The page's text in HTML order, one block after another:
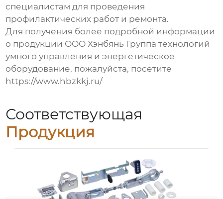
специалистам для проведения
профилактических работ и ремонта.
Для получения более подробной информации
о продукции ООО Хэнбянь Группа технологий
умного управления и энергетическое
оборудование, пожалуйста, посетите
https://www.hbzkkj.ru/
Соответствующая
Продукция